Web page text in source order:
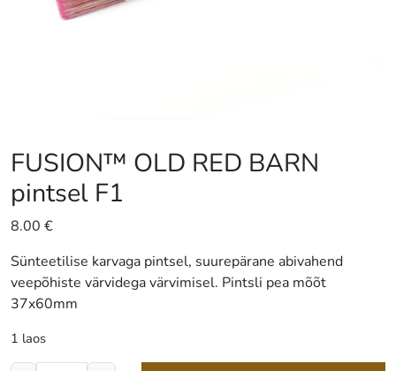
FUSION™ OLD RED BARN
pintsel F1
8.00 €
Sünteetilise karvaga pintsel, suurepärane abivahend
veepõhiste värvidega värvimisel. Pintsli pea mõõt
37x60mm
1 laos